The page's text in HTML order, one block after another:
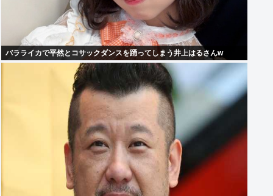
バラライカで平然とコサックダンスを踊ってしまう井上はるさんw